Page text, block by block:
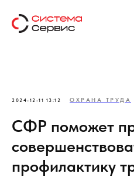
2024-12-11 13:12 ОХРАНА ТРУДА
СФР поможет
профилактику